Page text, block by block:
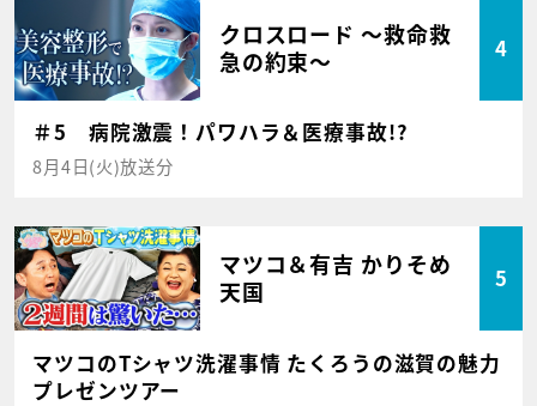
クロスロード ～救命救
急の約束～
4
＃5 病院激震！パワハラ＆医療事故!?
8月4日(火)放送分
マツコ＆有吉 かりそめ
天国
5
マツコのTシャツ洗濯事情 たくろうの滋賀の魅力
プレゼンツアー